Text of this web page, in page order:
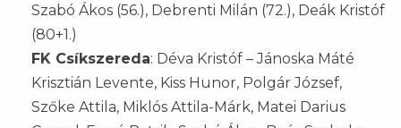
Szabó Ákos (56.), Debrenti Milán (72.), Deák Kristóf
(80+1.)
FK Csíkszereda: Déva Kristóf – Jánoska Máté
Krisztián Levente, Kiss Hunor, Polgár József,
Szőke Attila, Miklós Attila-Márk, Matei Darius